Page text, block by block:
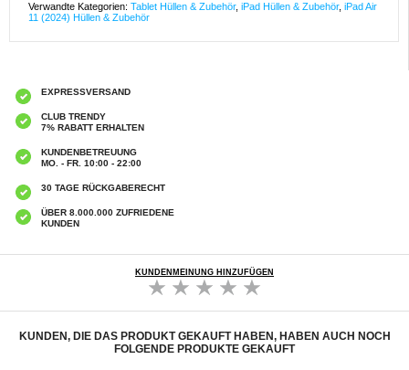
Verwandte Kategorien: Tablet Hüllen & Zubehör, iPad Hüllen & Zubehör, iPad Air
11 (2024) Hüllen & Zubehör
EXPRESSVERSAND
CLUB TRENDY
7% RABATT ERHALTEN
KUNDENBETREUUNG
MO. - FR. 10:00 - 22:00
30 TAGE RÜCKGABERECHT
ÜBER 8.000.000 ZUFRIEDENE
KUNDEN
KUNDENMEINUNG HINZUFÜGEN
KUNDEN, DIE DAS PRODUKT GEKAUFT HABEN, HABEN AUCH NOCH
FOLGENDE PRODUKTE GEKAUFT